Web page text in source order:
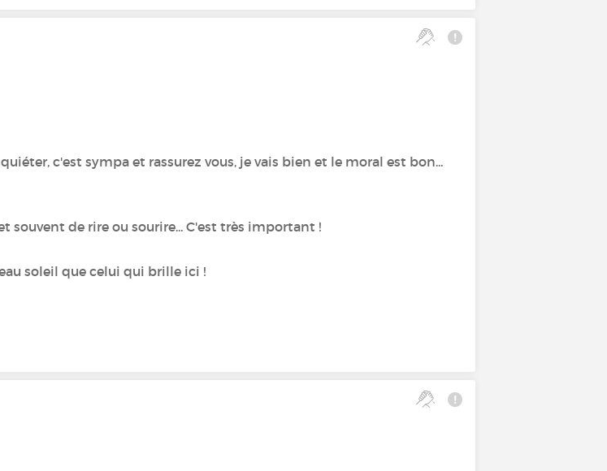
c'est sympa et rassurez vous, je vais bien et le moral est bon...
souvent de rire ou sourire... C'est très important !
soleil que celui qui brille ici !